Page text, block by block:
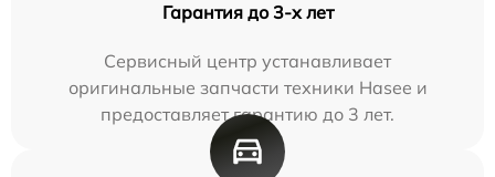
Гарантия до 3-х лет
Сервисный центр устанавливает
оригинальные запчасти техники Hasee и
предоставляет гарантию до 3 лет.